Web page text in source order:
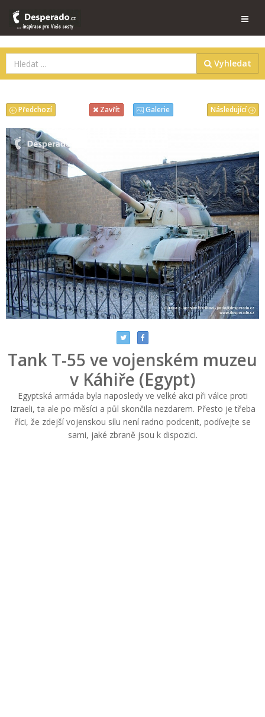
Vyhledat
Následující
Předchozí Zavřít Galerie
Tank T-55 ve vojenském muzeu
v Káhiře (Egypt)
Egyptská armáda byla naposledy ve velké akci při válce proti
Izraeli, ta ale po měsíci a půl skončila nezdarem. Přesto je třeba
říci, že zdejší vojenskou sílu není radno podcenit, podívejte se
sami, jaké zbraně jsou k dispozici.